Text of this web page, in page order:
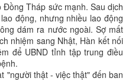
Tháp sức mạnh. Sau dịch
động, nhưng nhiều lao động
dám ra nước ngoài. Sợ mất
nhiệm sang Nhật, Hàn kết nối
để UBND tỉnh tập trung điều
"người thật - việc thật" đến ban